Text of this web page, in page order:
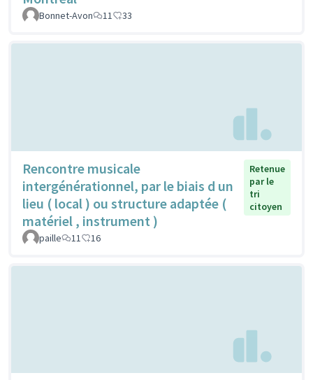
Bonnet-Avon 11 33
Rencontre musicale
intergénérationnel, par le biais d un
lieu ( local ) ou structure adaptée (
matériel , instrument )
Retenue
par le
tri
citoyen
paille 11 16